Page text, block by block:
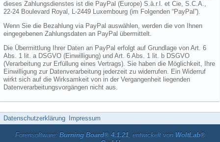
dieses Zahlungsdienstes ist die PayPal (Europe) S.à.r.l. et Cie, S.C.A.,
22-24 Boulevard Royal, L-2449 Luxembourg (im Folgenden “PayPal”).
Wenn Sie die Bezahlung via PayPal auswählen, werden die von Ihnen
eingegebenen Zahlungsdaten an PayPal übermittelt.
Die Übermittlung Ihrer Daten an PayPal erfolgt auf Grundlage von Art. 6
Abs. 1 lit. a DSGVO (Einwilligung) und Art. 6 Abs. 1 lit. b DSGVO
(Verarbeitung zur Erfüllung eines Vertrags). Sie haben die Möglichkeit, Ihre
Einwilligung zur Datenverarbeitung jederzeit zu widerrufen. Ein Widerruf
wirkt sich auf die Wirksamkeit von in der Vergangenheit liegenden
Datenverarbeitungsvorgängen nicht aus.
Datenschutzerklärung Impressum
Forensoftware: Burning Board® 4.1.21, entwickelt von WoltLab®